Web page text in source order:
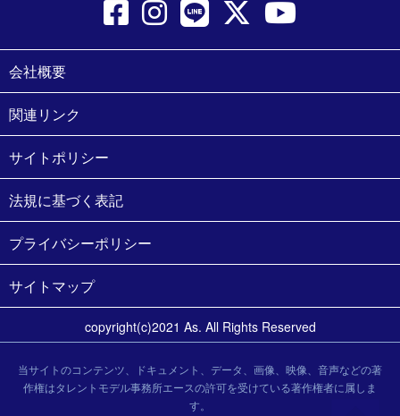
会社概要
関連リンク
サイトポリシー
法規に基づく表記
プライバシーポリシー
サイトマップ
copyright(c)2021 As. All Rights Reserved
当サイトのコンテンツ、ドキュメント、データ、画像、映像、音声などの著
作権はタレントモデル事務所エースの許可を受けている著作権者に属しま
す。